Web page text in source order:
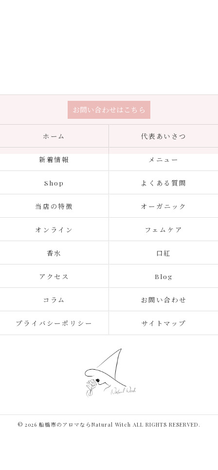
お問い合わせはこちら
ホーム 代表あいさつ
新着情報 メニュー
Shop よくある質問
当店の特徴 オーガニック
オンライン フェムケア
香水 口紅
アクセス Blog
コラム お問い合わせ
プライバシーポリシー サイトマップ
© 2026 船橋市のアロマならNatural Witch ALL RIGHTS RESERVED.